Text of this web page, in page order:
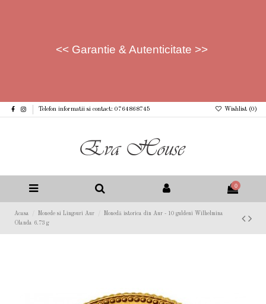
<< Garantie & Autenticitate >>
Telefon informatii si contact: 0764868745 Wishlist (0 )
0
Acasa Monede si Lingouri Aur
Monedă istorica din Aur - 10 guldeni Wilhelmina
Olanda 6.73 g